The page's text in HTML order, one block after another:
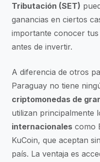
Tributación (SET)
ganancias en ciertos
importante conocer
antes de invertir.
A diferencia de otros
Paraguay no tiene
criptomonedas de
utilizan principalmente
internacionales como
KuCoin, que aceptan
país. La ventaja es